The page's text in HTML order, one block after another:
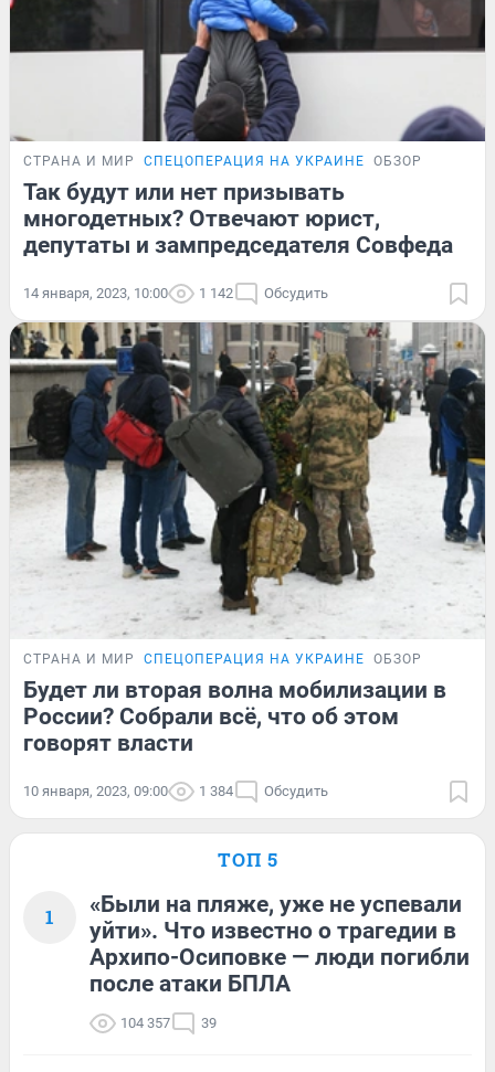
СТРАНА И МИР СПЕЦОПЕРАЦИЯ НА УКРАИНЕ ОБЗОР
Так будут или нет призывать
многодетных? Отвечают юрист,
депутаты и зампредседателя Совфеда
14 января, 2023, 10:00 1 142 Обсудить
СТРАНА И МИР СПЕЦОПЕРАЦИЯ НА УКРАИНЕ ОБЗОР
Будет ли вторая волна мобилизации в
России? Собрали всё, что об этом
говорят власти
10 января, 2023, 09:00 1 384 Обсудить
ТОП 5
1
«Были на пляже, уже не успевали
уйти». Что известно о трагедии в
Архипо-Осиповке — люди погибли
после атаки БПЛА
104 357 39